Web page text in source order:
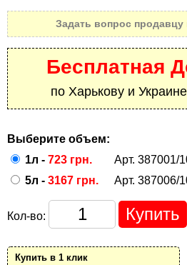
Задать вопрос продавцу
Бесплатная
по Харькову и
Выберите объем:
1л - 723 грн.
Арт. 387001/
5л - 3167 грн. Арт. 387006/
Кол-во:
Купить в 1 клик